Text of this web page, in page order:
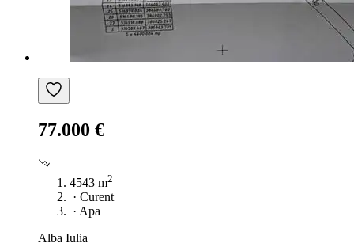
77.000 €
4543 m2
· Curent
· Apa
Alba Iulia